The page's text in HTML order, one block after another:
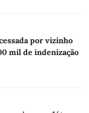
por vizinho
mil de indenização